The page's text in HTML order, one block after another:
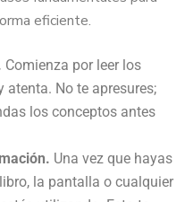
eficiente.
Comienza por leer los
atenta. No te apresures;
los conceptos antes
Una vez que hayas
la pantalla o cualquier